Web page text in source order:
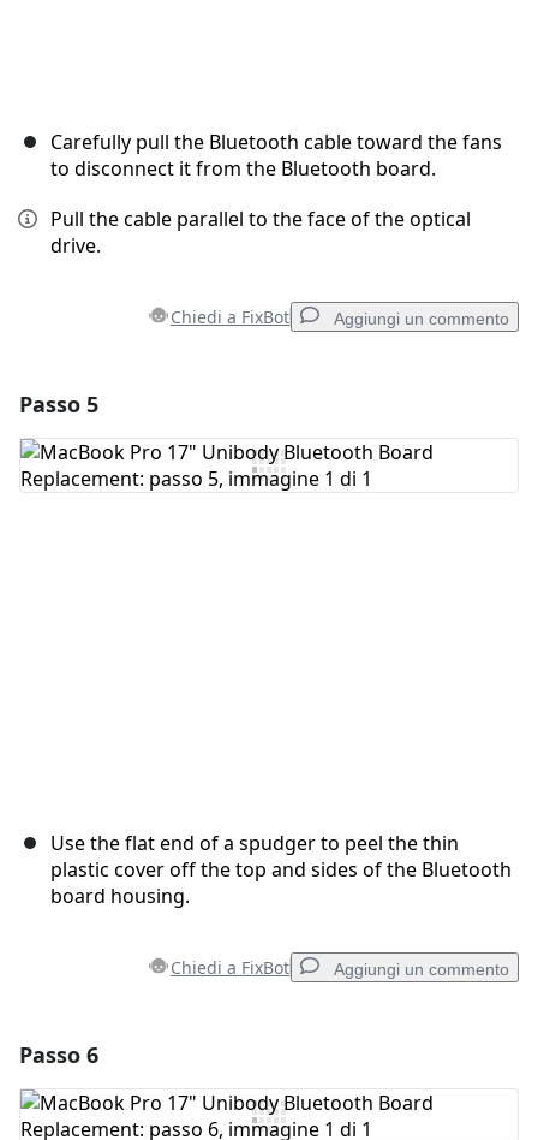
Carefully pull the Bluetooth cable toward the fans
to disconnect it from the Bluetooth board.
Pull the cable parallel to the face of the optical
drive.
Chiedi a FixBot Aggiungi un commento
Aggiungi Commento
Passo 5
Use the flat end of a spudger to peel the thin
plastic cover off the top and sides of the Bluetooth
board housing.
Chiedi a FixBot Aggiungi un commento
Aggiungi Commento
Passo 6